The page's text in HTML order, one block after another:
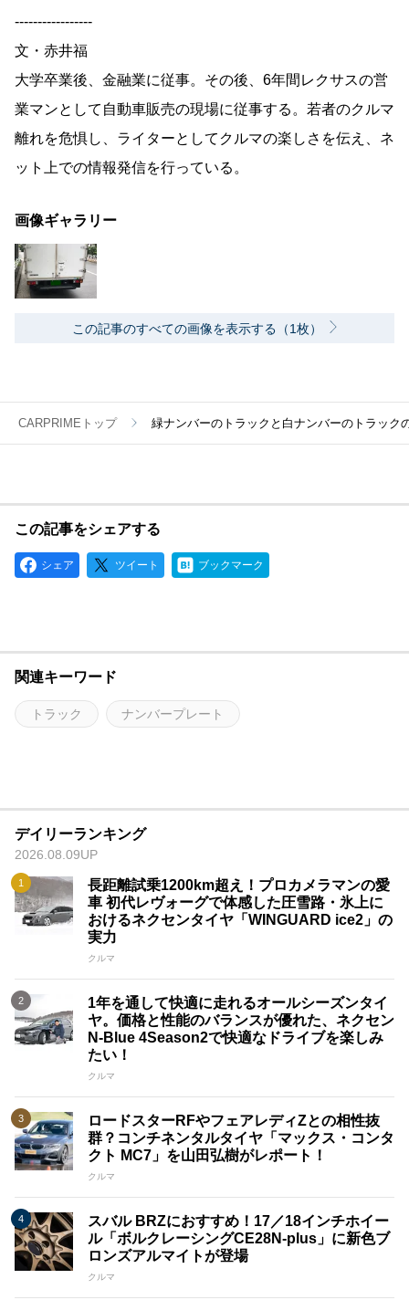
-----------------
文・赤井福
大学卒業後、金融業に従事。その後、6年間レクサスの営
業マンとして自動車販売の現場に従事する。若者のクルマ
離れを危惧し、ライターとしてクルマの楽しさを伝え、ネ
ット上での情報発信を行っている。
画像ギャラリー
この記事のすべての画像を表示する（1枚）
CARPRIMEトップ 緑ナンバーのトラックと白ナンバーのトラック
この記事をシェアする
シェア ツイート ブックマーク
関連キーワード
トラック ナンバープレート
デイリーランキング
2026.08.09UP
長距離試乗1200km超え！プロカメラマンの愛
車 初代レヴォーグで体感した圧雪路・氷上に
おけるネクセンタイヤ「WINGUARD ice2」の
実力
クルマ
1年を通して快適に走れるオールシーズンタイ
ヤ。価格と性能のバランスが優れた、ネクセン
N-Blue 4Season2で快適なドライブを楽しみ
たい！
クルマ
ロードスターRFやフェアレディZとの相性抜
群？コンチネンタルタイヤ「マックス・コンタ
クト MC7」を山田弘樹がレポート！
クルマ
スバル BRZにおすすめ！17／18インチホイー
ル「ボルクレーシングCE28N-plus」に新色ブ
ロンズアルマイトが登場
クルマ